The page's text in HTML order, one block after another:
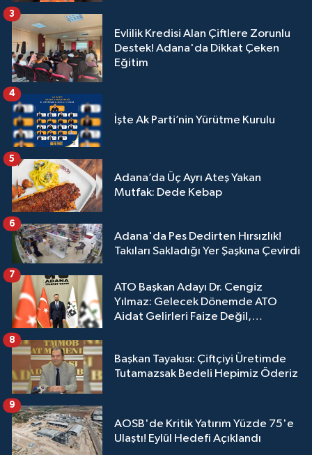
Evlilik Kredisi Alan Çiftlere Zorunlu
Destek! Adana'da Dikkat Çeken
Eğitim
3
İşte Ak Parti’nin Yürütme Kurulu
4
Adana’da Üç Ayrı Ateş Yakan
Mutfak: Dede Kebap
5
Adana'da Pes Dedirten Hırsızlık!
Takıları Sakladığı Yer Şaşkına Çevirdi
6
ATO Başkan Adayı Dr. Cengiz
Yılmaz: Gelecek Dönemde ATO
Aidat Gelirleri Faize Değil,
7
Başkan Tayakısı: Çiftçiyi Üretimde
Tutamazsak Bedeli Hepimiz Öderiz
8
AOSB'de Kritik Yatırım Yüzde 75'e
Ulaştı! Eylül Hedefi Açıklandı
9